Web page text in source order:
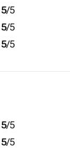
5/5
5/5
5/5
5/5
5/5